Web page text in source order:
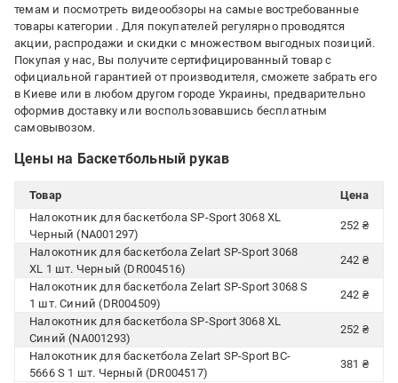
темам и посмотреть видеообзоры на самые востребованные
товары категории . Для покупателей регулярно проводятся
акции, распродажи и скидки с множеством выгодных позиций.
Покупая у нас, Вы получите сертифицированный товар с
официальной гарантией от производителя, сможете забрать его
в Киеве или в любом другом городе Украины, предварительно
оформив доставку или воспользовавшись бесплатным
самовывозом.
Цены на Баскетбольный рукав
Товар
Цена
Налокотник для баскетбола SP-Sport 3068 XL
Черный (NA001297)
252 ₴
Налокотник для баскетбола Zelart SP-Sport 3068
XL 1 шт. Черный (DR004516)
242 ₴
Налокотник для баскетбола Zelart SP-Sport 3068 S
1 шт. Синий (DR004509)
242 ₴
Налокотник для баскетбола SP-Sport 3068 XL
Синий (NA001293)
252 ₴
Налокотник для баскетбола Zelart SP-Sport BC-
5666 S 1 шт. Черный (DR004517)
381 ₴